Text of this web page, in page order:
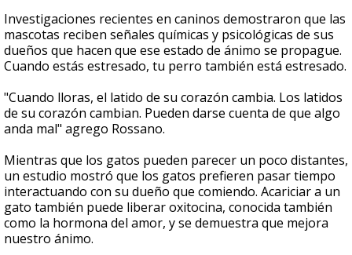
Investigaciones recientes en caninos demostraron que las
mascotas reciben señales químicas y psicológicas de sus
dueños que hacen que ese estado de ánimo se propague.
Cuando estás estresado, tu perro también está estresado.
"Cuando lloras, el latido de su corazón cambia. Los latidos
de su corazón cambian. Pueden darse cuenta de que algo
anda mal" agrego Rossano.
Mientras que los gatos pueden parecer un poco distantes,
un estudio mostró que los gatos prefieren pasar tiempo
interactuando con su dueño que comiendo. Acariciar a un
gato también puede liberar oxitocina, conocida también
como la hormona del amor, y se demuestra que mejora
nuestro ánimo.